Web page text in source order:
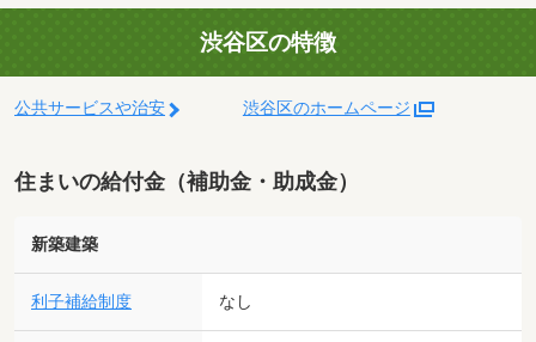
渋谷区の特徴
公共サービスや治安 渋谷区のホームページ
住まいの給付金（補助金・助成金）
新築建築
利子補給制度 なし